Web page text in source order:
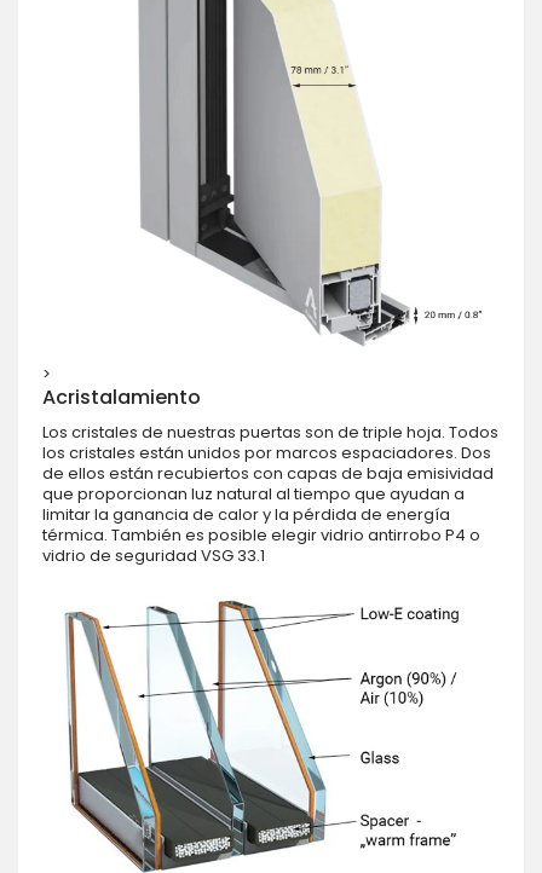
>
Acristalamiento
Los cristales de nuestras puertas son de triple hoja. Todos
los cristales están unidos por marcos espaciadores. Dos
de ellos están recubiertos con capas de baja emisividad
que proporcionan luz natural al tiempo que ayudan a
limitar la ganancia de calor y la pérdida de energía
térmica. También es posible elegir vidrio antirrobo P4 o
vidrio de seguridad VSG 33.1